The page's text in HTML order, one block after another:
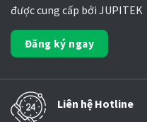
được cung cấp bởi JUPITEK
Đăng ký ngay
Liên hệ Hotline